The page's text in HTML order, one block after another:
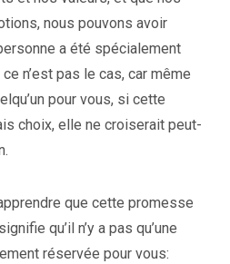
nous pouvons avoir
a été spécialement
n’est pas le cas, car même
pour vous, si cette
choix, elle ne croiserait peut-
que cette promesse
qu’il n’y a pas qu’une
réservée pour vous: